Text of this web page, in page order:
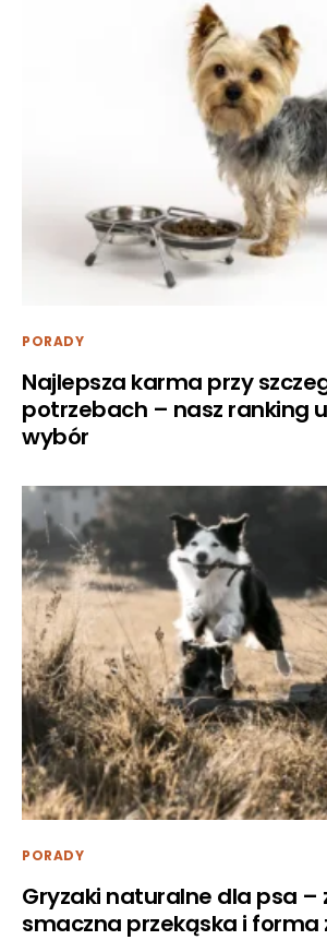
PORADY
Najlepsza karma przy
potrzebach – nasz ranking
wybór
PORADY
Gryzaki naturalne dla psa –
smaczna przekąska i forma